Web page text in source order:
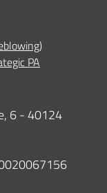
PA
6 - 40124